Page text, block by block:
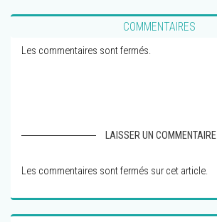
COMMENTAIRES
Les commentaires sont fermés.
LAISSER UN COMMENTAIRE
Les commentaires sont fermés sur cet article.